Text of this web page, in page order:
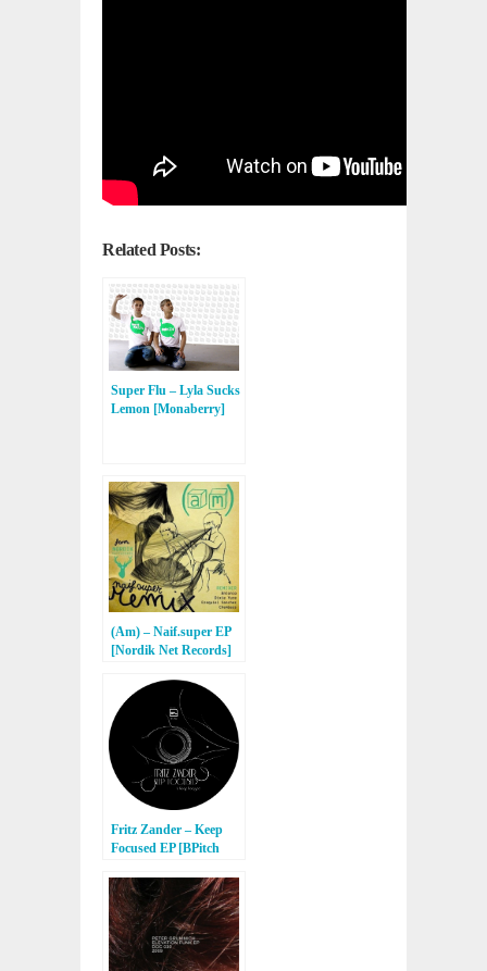
Related Posts:
Super Flu – Lyla Sucks
Lemon [Monaberry]
(Am) – Naif.super EP
[Nordik Net Records]
Fritz Zander – Keep
Focused EP [BPitch